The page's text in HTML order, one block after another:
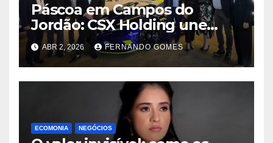
Páscoa em Campos do
Jordão: CSX Holding une
velocidade e tradição com
exibição de Lamborghini
exclusiva na Praça Capivari
ABR 2, 2026 FERNANDO GOMES
ECOMONIA NEGÓCIOS